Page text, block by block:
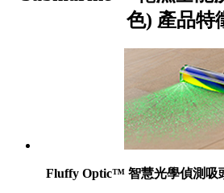
色) 產品特
Fluffy Optic™ 智慧光學偵測吸